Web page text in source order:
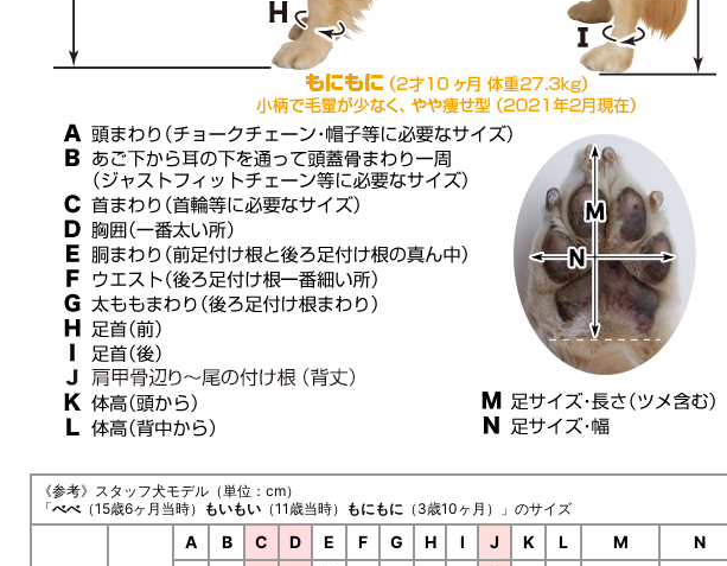
《参考》スタッフ犬モデル（単位：cm）
「べべ（15歳6ヶ月当時） もいもい （11歳当時） もにもに （3歳10ヶ月）」のサイズ
A B C D E F G H I J K L M N